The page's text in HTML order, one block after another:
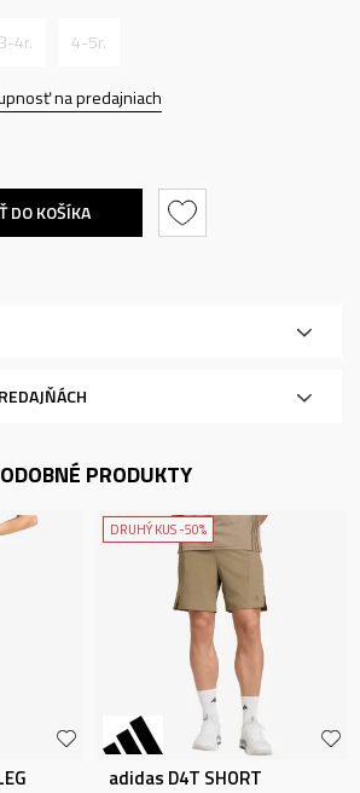
3-4r. 4-5r.
na predajniach
DO KOŠÍKA
PRODUKTY
DRUHÝ KUS -50%
adidas D4T SHORT